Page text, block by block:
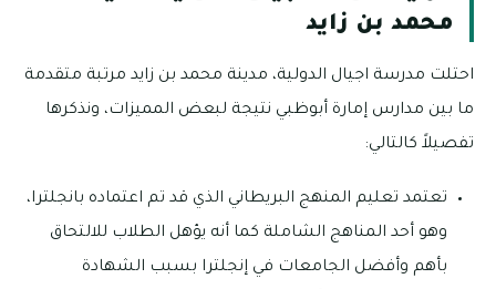
محمد بن زايد
احتلت مدرسة اجيال الدولية، مدينة محمد بن زايد مرتبة متقدمة
ما بين مدارس إمارة أبوظبي نتيجة لبعض المميزات، ونذكرها
تفصيلاً كالتالي:
تعتمد تعليم المنهج البريطاني الذي قد تم اعتماده بانجلترا،
وهو أحد المناهج الشاملة كما أنه يؤهل الطلاب للالتحاق
بأهم وأفضل الجامعات في إنجلترا بسبب الشهادة